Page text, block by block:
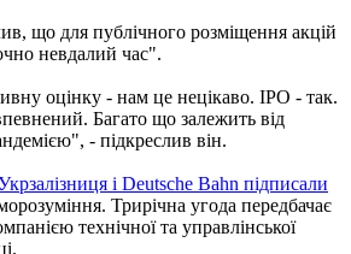
що для публічного розміщення акцій
невдалий час".
оцінку - нам це нецікаво. IPO - так.
Багато що залежить від
- підкреслив він.
і Deutsche Bahn підписали
Трирічна угода передбачає
технічної та управлінської